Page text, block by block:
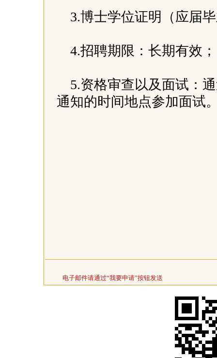
3.博士学位证明（应届
4.招聘期限：长期有效
5.资格审查以及面试：
通知的时间地点参加面试
电子邮件请通过“我要申请”按钮发送